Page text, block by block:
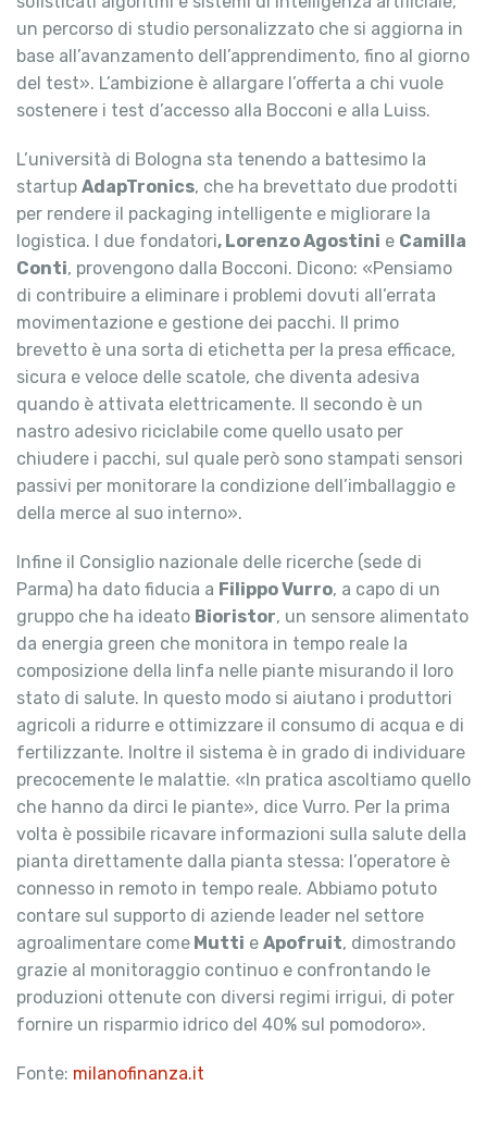
un percorso di studio personalizzato che si aggiorna in
base all’avanzamento dell’apprendimento, fino al giorno
del test». L’ambizione è allargare l’offerta a chi vuole
sostenere i test d’accesso alla Bocconi e alla Luiss.
L’università di Bologna sta tenendo a battesimo la
startup AdapTronics, che ha brevettato due prodotti
per rendere il packaging intelligente e migliorare la
logistica. I due fondatori, Lorenzo Agostini e Camilla
Conti, provengono dalla Bocconi. Dicono: «Pensiamo
di contribuire a eliminare i problemi dovuti all’errata
movimentazione e gestione dei pacchi. Il primo
brevetto è una sorta di etichetta per la presa efficace,
sicura e veloce delle scatole, che diventa adesiva
quando è attivata elettricamente. Il secondo è un
nastro adesivo riciclabile come quello usato per
chiudere i pacchi, sul quale però sono stampati sensori
passivi per monitorare la condizione dell’imballaggio e
della merce al suo interno».
Infine il Consiglio nazionale delle ricerche (sede di
Parma) ha dato fiducia a Filippo Vurro, a capo di un
gruppo che ha ideato Bioristor, un sensore alimentato
da energia green che monitora in tempo reale la
composizione della linfa nelle piante misurando il loro
stato di salute. In questo modo si aiutano i produttori
agricoli a ridurre e ottimizzare il consumo di acqua e di
fertilizzante. Inoltre il sistema è in grado di individuare
precocemente le malattie. «In pratica ascoltiamo quello
che hanno da dirci le piante», dice Vurro. Per la prima
volta è possibile ricavare informazioni sulla salute della
pianta direttamente dalla pianta stessa: l’operatore è
connesso in remoto in tempo reale. Abbiamo potuto
contare sul supporto di aziende leader nel settore
agroalimentare come Mutti e Apofruit, dimostrando
grazie al monitoraggio continuo e confrontando le
produzioni ottenute con diversi regimi irrigui, di poter
fornire un risparmio idrico del 40% sul pomodoro».
Fonte: milanofinanza.it